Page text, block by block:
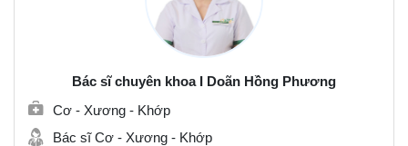
Bác sĩ chuyên khoa I Doãn Hồng Phương
Cơ - Xương - Khớp
Bác sĩ Cơ - Xương - Khớp